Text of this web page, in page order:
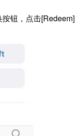
钮，点击[Redeem]